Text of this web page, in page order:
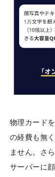
物理カード
の経費も無
ません。さ
サーバーに